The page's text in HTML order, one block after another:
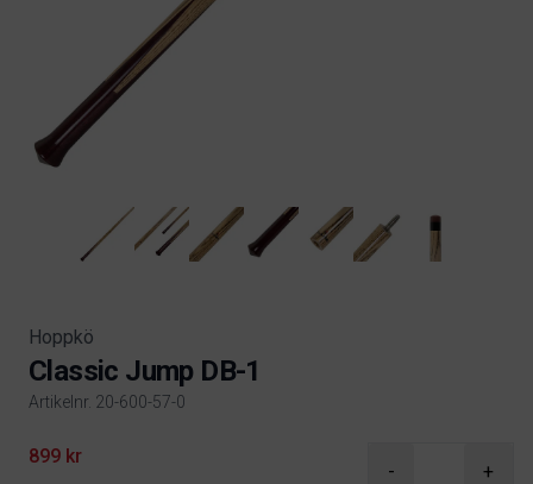
Hoppkö
Classic Jump DB-1
Artikelnr. 20-600-57-0
Product information
899 kr
- +